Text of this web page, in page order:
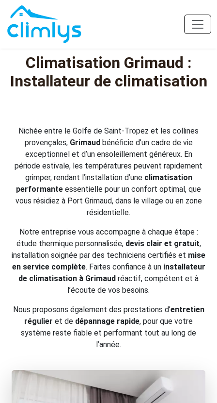
Climatisation Grimaud :
Installateur de climatisation
Nichée entre le Golfe de Saint-Tropez et les collines
provençales, Grimaudbénéficie d’un cadre de vie
exceptionnel et d’un ensoleillement généreux. En
période estivale, les températures peuvent rapidement
grimper, rendant l’installation d’une climatisation
performante essentielle pour un confort optimal, que
vous résidiez à Port Grimaud, dans le village ou en zone
résidentielle.
Notre entreprise vous accompagne à chaque étape :
étude thermique personnalisée, devis clair et gratuit,
installation soignée par des techniciens certifiés et mise
en service complète. Faites confiance à un installateur
de climatisation à Grimaud réactif, compétent et à
l’écoute de vos besoins.
Nous proposons également des prestations d’entretien
régulier et de dépannage rapide, pour que votre
système reste fiable et performant tout au long de
l’année.